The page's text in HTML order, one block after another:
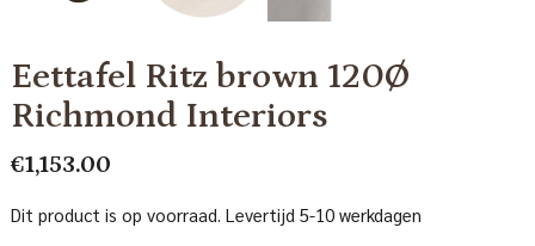
Eettafel Ritz brown 120Ø
Richmond Interiors
€1,153.00
Dit product is op voorraad. Levertijd 5-10 werkdagen